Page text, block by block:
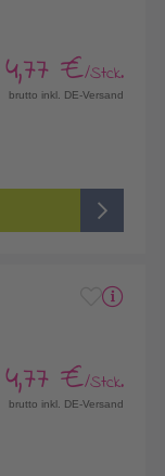
4,77 €/Stck.
brutto inkl. DE-Versand
4,77 €/Stck.
brutto inkl. DE-Versand